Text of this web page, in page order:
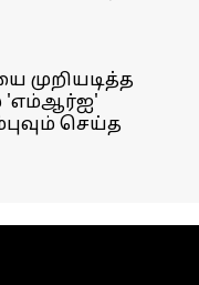
முறியடித்த
'எம்ஆர்ஐ'
செய்த